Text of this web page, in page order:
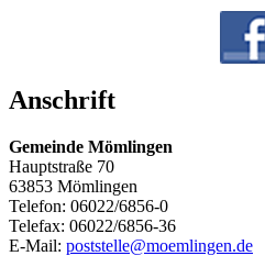
Anschrift
Gemeinde Mömlingen
Hauptstraße 70
63853 Mömlingen
Telefon: 06022/6856-0
Telefax: 06022/6856-36
E-Mail: poststelle@moemlingen.de